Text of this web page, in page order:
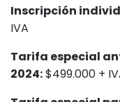
Inscripción
IVA
Tarifa especial
2024:$499.000 +